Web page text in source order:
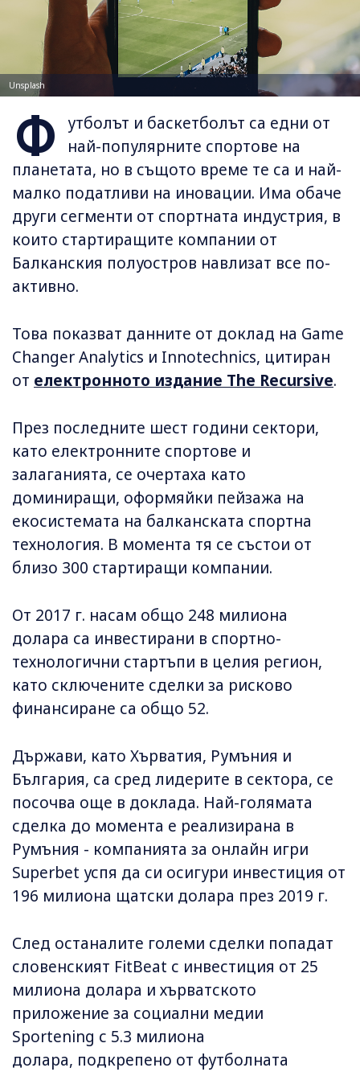
Unsplash
Ф
утболът и баскетболът са едни от
най-популярните спортове на
планетата, но в същото време те са и най-
малко податливи на иновации. Има обаче
други сегменти от спортната индустрия, в
които стартиращите компании от
Балканския полуостров навлизат все по-
активно.
Това показват данните от доклад на Game
Changer Analytics и Innotechnics, цитиран
от електронното издание The Recursive.
През последните шест години сектори,
като електронните спортове и
залаганията, се очертаха като
доминиращи, оформяйки пейзажа на
екосистемата на балканската спортна
технология. В момента тя се състои от
близо 300 стартиращи компании.
От 2017 г. насам общо 248 милиона
долара са инвестирани в спортно-
технологични стартъпи в целия регион,
като сключените сделки за рисково
финансиране са общо 52.
Държави, като Хърватия, Румъния и
България, са сред лидерите в сектора, се
посочва още в доклада. Най-голямата
сделка до момента е реализирана в
Румъния - компанията за онлайн игри
Superbet успя да си осигури инвестиция от
196 милиона щатски долара през 2019 г.
След останалите големи сделки попадат
словенският FitBeat с инвестиция от 25
милиона долара и хърватското
приложение за социални медии
Sportening с 5.3 милиона
долара, подкрепено от футболната